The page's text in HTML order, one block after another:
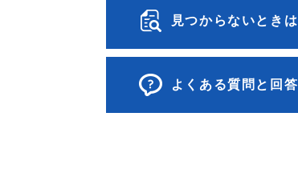
見つからないときは
よくある質問と回答